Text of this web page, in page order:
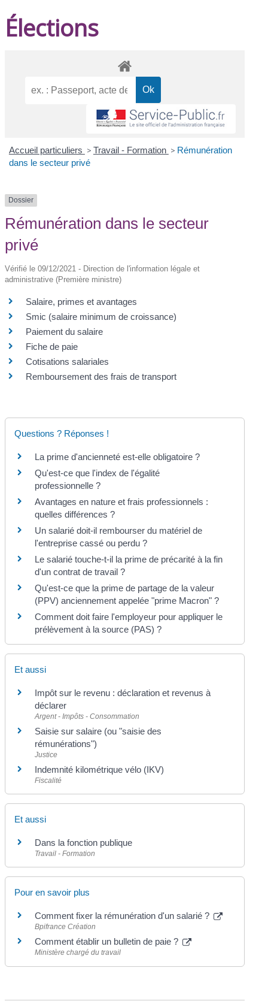
Élections
Accueil particuliers > Travail - Formation > Rémunération
dans le secteur privé
Dossier
Rémunération dans le secteur
privé
Vérifié le 09/12/2021 - Direction de l'information légale et
administrative (Première ministre)
Salaire, primes et avantages
Smic (salaire minimum de croissance)
Paiement du salaire
Fiche de paie
Cotisations salariales
Remboursement des frais de transport
Questions ? Réponses !
La prime d'ancienneté est-elle obligatoire ?
Qu'est-ce que l'index de l'égalité
professionnelle ?
Avantages en nature et frais professionnels :
quelles différences ?
Un salarié doit-il rembourser du matériel de
l'entreprise cassé ou perdu ?
Le salarié touche-t-il la prime de précarité à la fin
d'un contrat de travail ?
Qu'est-ce que la prime de partage de la valeur
(PPV) anciennement appelée "prime Macron" ?
Comment doit faire l'employeur pour appliquer le
prélèvement à la source (PAS) ?
Et aussi
Impôt sur le revenu : déclaration et revenus à
déclarer
Argent - Impôts - Consommation
Saisie sur salaire (ou "saisie des
rémunérations")
Justice
Indemnité kilométrique vélo (IKV)
Fiscalité
Et aussi
Dans la fonction publique
Travail - Formation
Pour en savoir plus
Comment fixer la rémunération d'un salarié ?
Bpifrance Création
Comment établir un bulletin de paie ?
Ministère chargé du travail